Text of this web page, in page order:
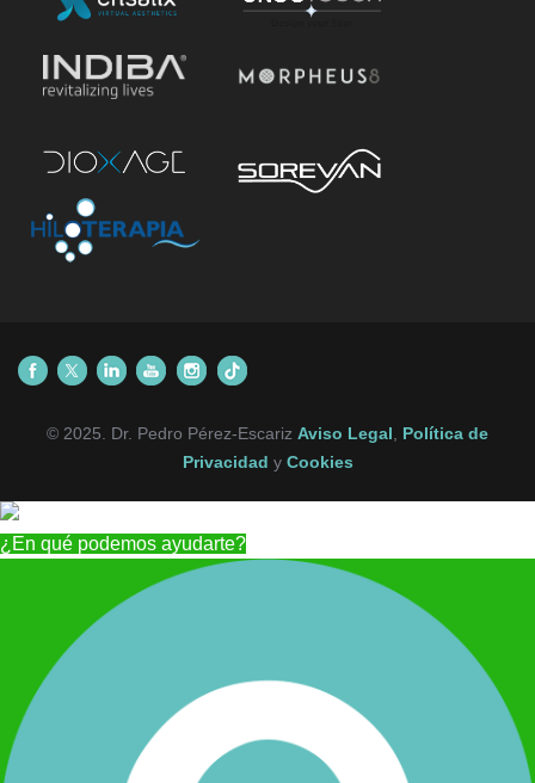
© 2025. Dr. Pedro Pérez-Escariz Aviso Legal
Política de
Privacidad y Cookies
¿En qué podemos ayudarte?